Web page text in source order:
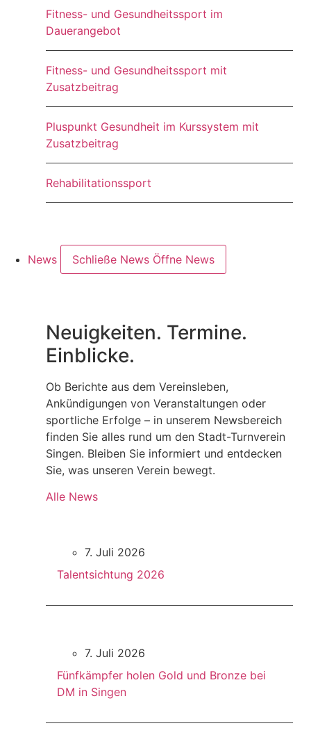
Fitness- und Gesundheitssport im
Dauerangebot
Fitness- und Gesundheitssport mit
Zusatzbeitrag
Pluspunkt Gesundheit im Kurssystem mit
Zusatzbeitrag
Rehabilitationssport
News Schließe News Öffne News
Neuigkeiten. Termine.
Einblicke.
Ob Berichte aus dem Vereinsleben,
Ankündigungen von Veranstaltungen oder
sportliche Erfolge – in unserem Newsbereich
finden Sie alles rund um den Stadt-Turnverein
Singen. Bleiben Sie informiert und entdecken
Sie, was unseren Verein bewegt.
Alle News
7. Juli 2026
Talentsichtung 2026
7. Juli 2026
Fünfkämpfer holen Gold und Bronze bei
DM in Singen